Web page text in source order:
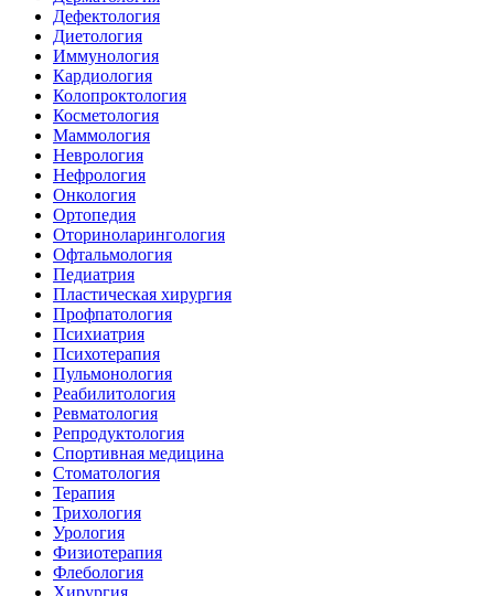
Дефектология
Диетология
Иммунология
Кардиология
Колопроктология
Косметология
Маммология
Неврология
Нефрология
Онкология
Ортопедия
Оториноларингология
Офтальмология
Педиатрия
Пластическая хирургия
Профпатология
Психиатрия
Психотерапия
Пульмонология
Реабилитология
Ревматология
Репродуктология
Спортивная медицина
Стоматология
Терапия
Трихология
Урология
Физиотерапия
Флебология
Хирургия